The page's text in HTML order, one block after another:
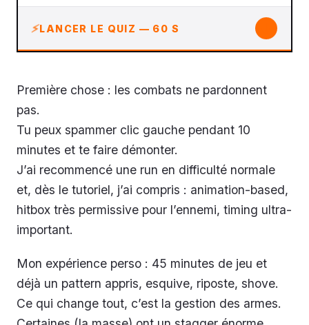
LANCER LE QUIZ — 60 S
Première chose : les combats ne pardonnent
pas.
Tu peux spammer clic gauche pendant 10
minutes et te faire démonter.
J’ai recommencé une run en difficulté normale
et, dès le tutoriel, j’ai compris : animation-based,
hitbox très permissive pour l’ennemi, timing ultra-
important.
Mon expérience perso : 45 minutes de jeu et
déjà un pattern appris, esquive, riposte, shove.
Ce qui change tout, c’est la gestion des armes.